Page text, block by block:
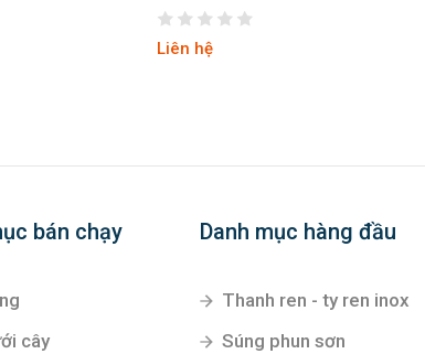
Liên hệ
bán chạy
cây
Danh mục hàng đầu
Thanh ren - ty ren inox
Súng phun sơn